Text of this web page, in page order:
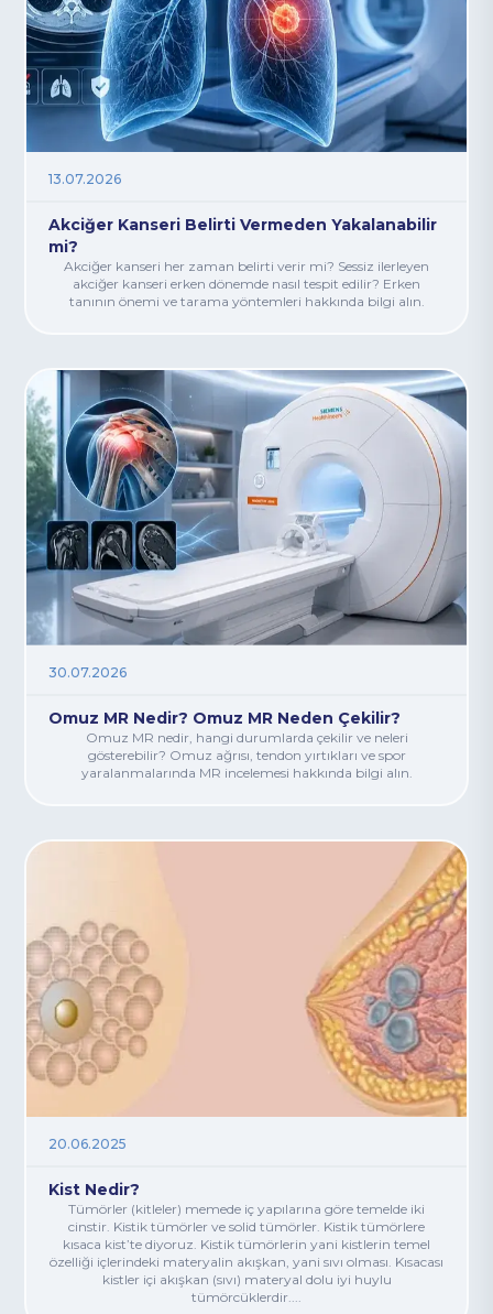
13.07.2026
Akciğer Kanseri Belirti Vermeden Yakalanabilir
mi?
Akciğer kanseri her zaman belirti verir mi? Sessiz ilerleyen
akciğer kanseri erken dönemde nasıl tespit edilir? Erken
tanının önemi ve tarama yöntemleri hakkında bilgi alın.
30.07.2026
Omuz MR Nedir? Omuz MR Neden Çekilir?
Omuz MR nedir, hangi durumlarda çekilir ve neleri
gösterebilir? Omuz ağrısı, tendon yırtıkları ve spor
yaralanmalarında MR incelemesi hakkında bilgi alın.
20.06.2025
Kist Nedir?
Tümörler (kitleler) memede iç yapılarına göre temelde iki
cinstir. Kistik tümörler ve solid tümörler. Kistik tümörlere
kısaca kist’te diyoruz. Kistik tümörlerin yani kistlerin temel
özelliği içlerindeki materyalin akışkan, yani sıvı olması. Kısacası
kistler içi akışkan (sıvı) materyal dolu iyi huylu
tümörcüklerdir....